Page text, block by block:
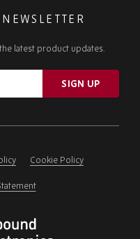
latest product updates.
SIGN UP
Cookie Policy